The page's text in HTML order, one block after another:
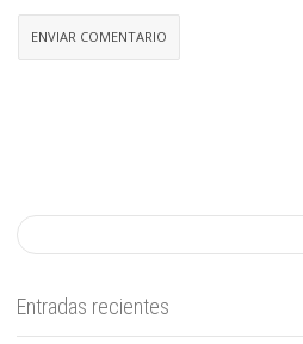
Entradas recientes